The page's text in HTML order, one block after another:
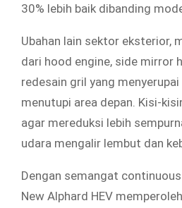
30% lebih baik dibanding
Ubahan lain sektor eksterior,
dari hood engine, side mirror
redesain gril yang
menutupi area depan. Kisi-
agar mereduksi lebih
udara mengalir lembut dan
Dengan semangat
New Alphard HEV